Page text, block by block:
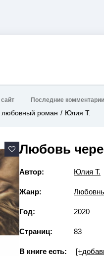
Последние комментарии
роман Юлия Т.
Любовь
Автор: Юлия Т.
Жанр:
Год: 2020
Страниц: 83
В книге есть: